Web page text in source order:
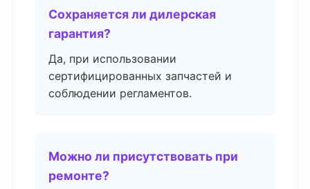
Сохраняется ли дилерская
гарантия?
Да, при использовании
сертифицированных запчастей и
соблюдении регламентов.
Можно ли присутствовать при
ремонте?